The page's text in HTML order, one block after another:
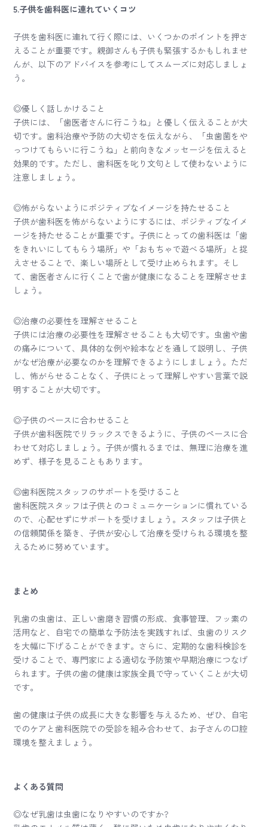
5.子供を歯科医に連れていくコツ
子供を歯科医に連れて行く際には、いくつかのポイントを押さ
えることが重要です。親御さんも子供も緊張するかもしれませ
んが、以下のアドバイスを参考にしてスムーズに対応しましょ
う。
◎優しく話しかけること
子供には、「歯医者さんに行こうね」と優しく伝えることが大
切です。歯科治療や予防の大切さを伝えながら、「虫歯菌をや
っつけてもらいに行こうね」と前向きなメッセージを伝えると
効果的です。ただし、歯科医を叱り文句として使わないように
注意しましょう。
◎怖がらないようにポジティブなイメージを持たせること
子供が歯科医を怖がらないようにするには、ポジティブなイメ
ージを持たせることが重要です。子供にとっての歯科医は「歯
をきれいにしてもらう場所」や「おもちゃで遊べる場所」と捉
えさせることで、楽しい場所として受け止められます。そし
て、歯医者さんに行くことで歯が健康になることを理解させま
しょう。
◎治療の必要性を理解させること
子供には治療の必要性を理解させることも大切です。虫歯や歯
の痛みについて、具体的な例や絵本などを通して説明し、子供
がなぜ治療が必要なのかを理解できるようにしましょう。ただ
し、怖がらせることなく、子供にとって理解しやすい言葉で説
明することが大切です。
◎子供のペースに合わせること
子供が歯科医院でリラックスできるように、子供のペースに合
わせて対応しましょう。子供が慣れるまでは、無理に治療を進
めず、様子を見ることもあります。
◎歯科医院スタッフのサポートを受けること
歯科医院スタッフは子供とのコミュニケーションに慣れている
ので、心配せずにサポートを受けましょう。スタッフは子供と
の信頼関係を築き、子供が安心して治療を受けられる環境を整
えるために努めています。
まとめ
乳歯の虫歯は、正しい歯磨き習慣の形成、食事管理、フッ素の
活用など、自宅での簡単な予防法を実践すれば、虫歯のリスク
を大幅に下げることができます。さらに、定期的な歯科検診を
受けることで、専門家による適切な予防策や早期治療につなげ
られます。子供の歯の健康は家族全員で守っていくことが大切
です。
歯の健康は子供の成長に大きな影響を与えるため、ぜひ、自宅
でのケアと歯科医院での受診を組み合わせて、お子さんの口腔
環境を整えましょう。
よくある質問
◎なぜ乳歯は虫歯になりやすいのですか?